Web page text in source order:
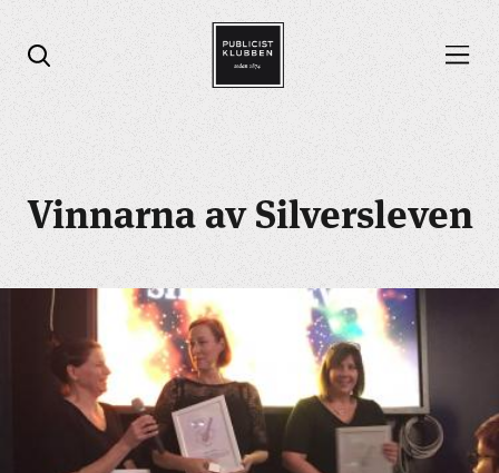
Öppna sök
Öppna menyn
Vinnarna av Silversleven